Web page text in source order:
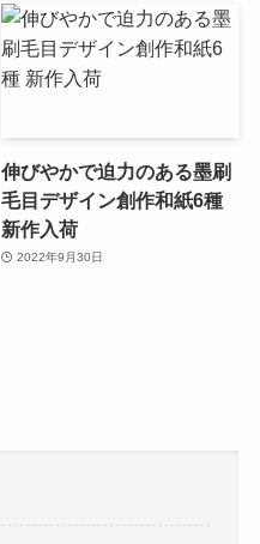
伸びやかで迫力のある墨刷
毛目デザイン創作和紙6種
新作入荷
2022年9月30日